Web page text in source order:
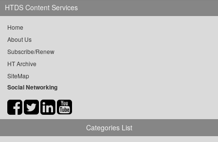
HTDS Content Services
Home
About Us
Subscribe/Renew
HT Archive
SiteMap
Social Networking
Categories List